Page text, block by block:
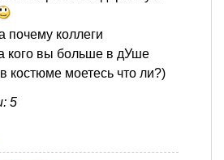
почему коллеги
кого вы больше в дУше
костюме моетесь что ли?)
5